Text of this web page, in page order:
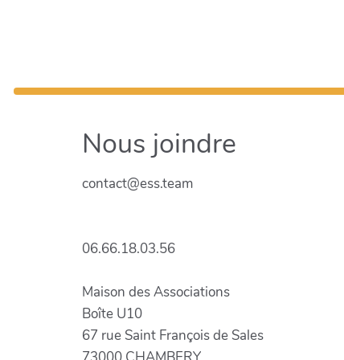
Nous joindre
contact@ess.team
06.66.18.03.56
Maison des Associations
Boîte U10
67 rue Saint François de Sales